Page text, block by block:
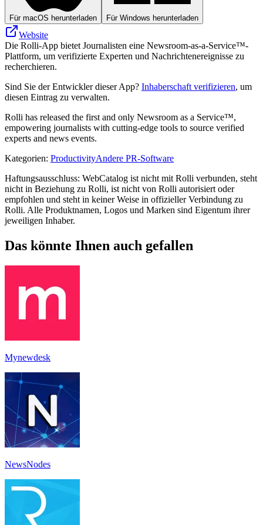
Für macOS herunterladen Für Windows herunterladen
Website
Die Rolli-App bietet Journalisten eine Newsroom-as-a-Service™-
Plattform, um verifizierte Experten und Nachrichtenereignisse zu
recherchieren.
Sind Sie der Entwickler dieser App? Inhaberschaft verifizieren, um
diesen Eintrag zu verwalten.
Rolli has released the first and only Newsroom as a Service™,
empowering journalists with cutting-edge tools to source verified
experts and news events.
Kategorien: ProductivityAndere PR-Software
Haftungsausschluss: WebCatalog ist nicht mit Rolli verbunden, steht
nicht in Beziehung zu Rolli, ist nicht von Rolli autorisiert oder
empfohlen und steht in keiner Weise in offizieller Verbindung zu
Rolli. Alle Produktnamen, Logos und Marken sind Eigentum ihrer
jeweiligen Inhaber.
Das könnte Ihnen auch gefallen
Mynewdesk
NewsNodes